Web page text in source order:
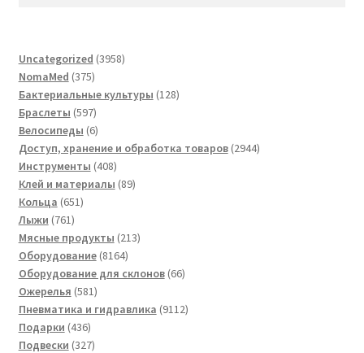
Uncategorized 39583958
NomaMed 375375
товаров
Бактериальные культуры 128128
Браслеты 597597
товаров
Велосипеды 66
товаров
Доступ, хранение и обработка товаров 29442944
Инструменты 408408
товаров
Клей и материалы 8989
Кольца 651651
Лыжи 761761
товар
Мясные продукты 213213
Оборудование 81648164
товара
Оборудование для склонов 6666
Ожерелья 581581
товар
Пневматика и гидравлика 91129112
Подарки 436436
товаров
Подвески 327327